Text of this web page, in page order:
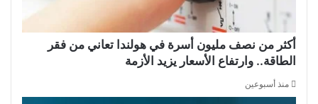
أكثر من نصف مليون أسرة في هولندا تعاني من فقر
الطاقة.. وارتفاع الأسعار يزيد الأزمة
منذ أسبوعين